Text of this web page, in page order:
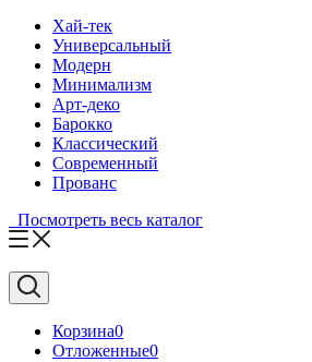
Хай-тек
Универсальный
Модерн
Минимализм
Арт-деко
Барокко
Классический
Современный
Прованс
Посмотреть весь каталог
Корзина0
Отложенные0